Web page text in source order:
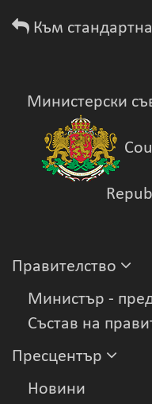
Към
Министерски
Правителство
Министър -
Състав на
Пресцентър
Новини